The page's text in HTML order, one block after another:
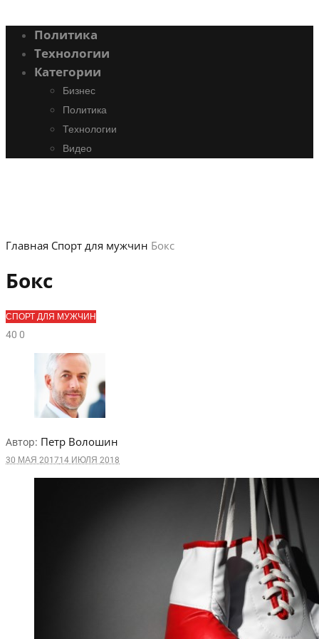
Политика
Технологии
Категории
Бизнес
Политика
Технологии
Видео
Главная Спорт для мужчин Бокс
Бокс
СПОРТ ДЛЯ МУЖЧИН
400
Автор: Петр Волошин
30 МАЯ 201714 ИЮЛЯ 2018